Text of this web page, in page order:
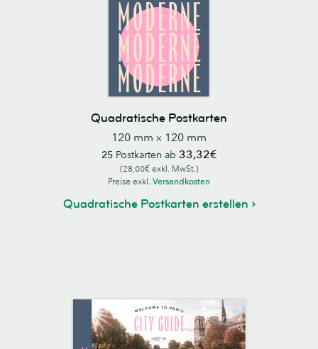
Quadratische Postkarten
120 mm x 120 mm
25Postkarten ab 33,32€
(28,00€ exkl. MwSt.)
Preise exkl. Versandkosten
Quadratische Postkarten erstellen